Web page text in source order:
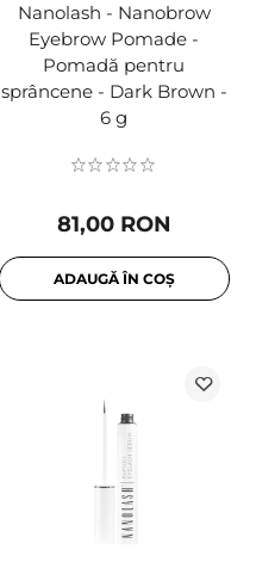
Nanolash - Nanobrow
Eyebrow Pomade -
Pomadă pentru
sprâncene - Dark Brown -
6 g
81,00 RON
ADAUGĂ ÎN COȘ